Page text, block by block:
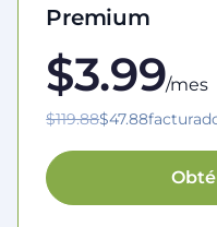
Premium
$3.99/mes
$119.88$47.88